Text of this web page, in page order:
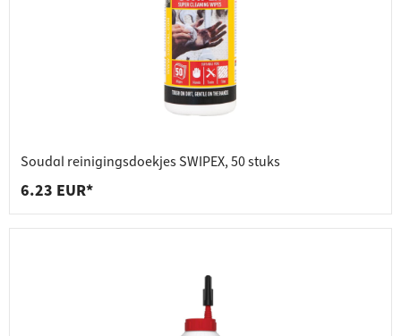
Soudal reinigingsdoekjes SWIPEX, 50 stuks
6.23 EUR*